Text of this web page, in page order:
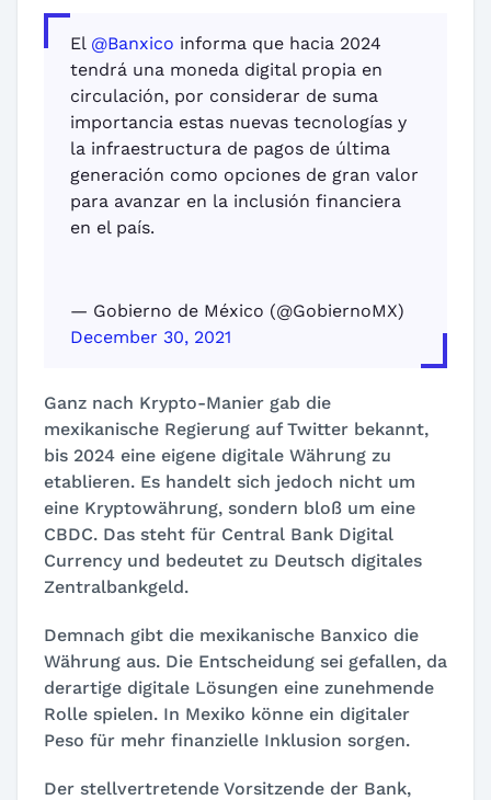
El @Banxico informa que hacia 2024
tendrá una moneda digital propia en
circulación, por considerar de suma
importancia estas nuevas tecnologías y
la infraestructura de pagos de última
generación como opciones de gran valor
para avanzar en la inclusión financiera
en el país.
— Gobierno de México (@GobiernoMX)
December 30, 2021
Ganz nach Krypto-Manier gab die
mexikanische Regierung auf Twitter bekannt,
bis 2024 eine eigene digitale Währung zu
etablieren. Es handelt sich jedoch nicht um
eine Kryptowährung, sondern bloß um eine
CBDC. Das steht für Central Bank Digital
Currency und bedeutet zu Deutsch digitales
Zentralbankgeld.
Demnach gibt die mexikanische Banxico die
Währung aus. Die Entscheidung sei gefallen, da
derartige digitale Lösungen eine zunehmende
Rolle spielen. In Mexiko könne ein digitaler
Peso für mehr finanzielle Inklusion sorgen.
Der stellvertretende Vorsitzende der Bank,